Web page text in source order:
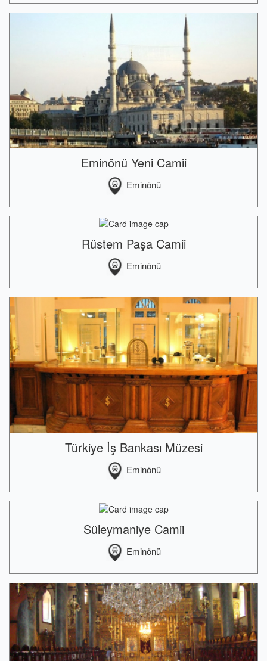
Eminönü Yeni Camii
Eminönü
Rüstem Paşa Camii
Eminönü
Türkiye İş Bankası Müzesi
Eminönü
Süleymaniye Camii
Eminönü